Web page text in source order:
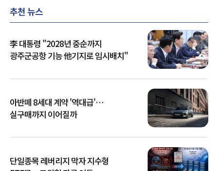
추천 뉴스
李 대통령 "2028년 중순까지
광주군공항 기능 他기지로 임시배치"
아반떼 8세대 계약 '역대급'…
실구매까지 이어질까
단일종목 레버리지 막자 지수형